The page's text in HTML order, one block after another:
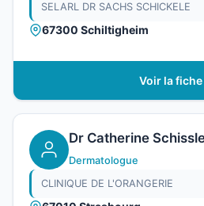
SELARL DR SACHS SCHICKELE
67300 Schiltigheim
Voir la fiche
Dr Catherine
Dermatologue
CLINIQUE DE L'ORANGERIE